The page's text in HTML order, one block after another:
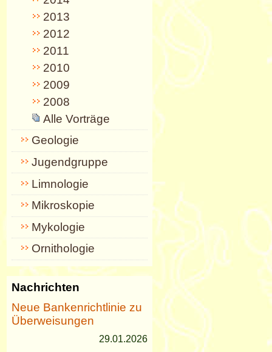
2013
2012
2011
2010
2009
2008
Alle Vorträge
Geologie
Jugendgruppe
Limnologie
Mikroskopie
Mykologie
Ornithologie
Nachrichten
Neue Bankenrichtlinie zu
Überweisungen
29.01.2026